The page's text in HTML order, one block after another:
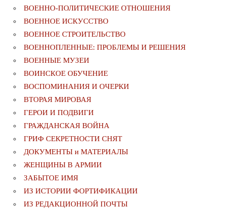
ВОЕННО-ПОЛИТИЧЕСКИE ОТНОШЕНИЯ
ВОЕННОЕ ИСКУССТВО
ВОЕННОЕ СТРОИТЕЛЬСТВО
ВОЕННОПЛЕННЫЕ: ПРОБЛЕМЫ И РЕШЕНИЯ
ВОЕННЫЕ МУЗЕИ
ВОИНСКОЕ ОБУЧЕНИЕ
ВОСПОМИНАНИЯ И ОЧЕРКИ
ВТОРАЯ МИРОВАЯ
ГЕРОИ И ПОДВИГИ
ГРАЖДАНСКАЯ ВОЙНА
ГРИФ СЕКРЕТНОСТИ СНЯТ
ДОКУМЕНТЫ и МАТЕРИАЛЫ
ЖЕНЩИНЫ В АРМИИ
ЗАБЫТОЕ ИМЯ
ИЗ ИСТОРИИ ФОРТИФИКАЦИИ
ИЗ РЕДАКЦИОННОЙ ПОЧТЫ